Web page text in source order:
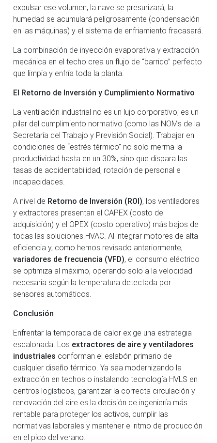
expulsar ese volumen, la nave se presurizará, la
humedad se acumulará peligrosamente (condensación
en las máquinas) y el sistema de enfriamiento fracasará.
La combinación de inyección evaporativa y extracción
mecánica en el techo crea un flujo de “barrido” perfecto
que limpia y enfría toda la planta.
El Retorno de Inversión y Cumplimiento Normativo
La ventilación industrial no es un lujo corporativo; es un
pilar del cumplimiento normativo (como las NOMs de la
Secretaría del Trabajo y Previsión Social). Trabajar en
condiciones de “estrés térmico” no solo merma la
productividad hasta en un 30%, sino que dispara las
tasas de accidentabilidad, rotación de personal e
incapacidades.
A nivel de Retorno de Inversión (ROI), los ventiladores
y extractores presentan el CAPEX (costo de
adquisición) y el OPEX (costo operativo) más bajos de
todas las soluciones HVAC. Al integrar motores de alta
eficiencia y, como hemos revisado anteriormente,
variadores de frecuencia (VFD), el consumo eléctrico
se optimiza al máximo, operando solo a la velocidad
necesaria según la temperatura detectada por
sensores automáticos.
Conclusión
Enfrentar la temporada de calor exige una estrategia
escalonada. Los extractores de aire y ventiladores
industriales conforman el eslabón primario de
cualquier diseño térmico. Ya sea modernizando la
extracción en techos o instalando tecnología HVLS en
centros logísticos, garantizar la correcta circulación y
renovación del aire es la decisión de ingeniería más
rentable para proteger los activos, cumplir las
normativas laborales y mantener el ritmo de producción
en el pico del verano.